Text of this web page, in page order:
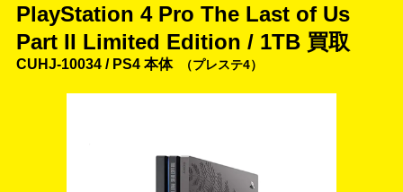
PlayStation 4 Pro The Last of Us
Part II Limited Edition / 1TB 買取
CUHJ-10034 / PS4 本体 プレステ4